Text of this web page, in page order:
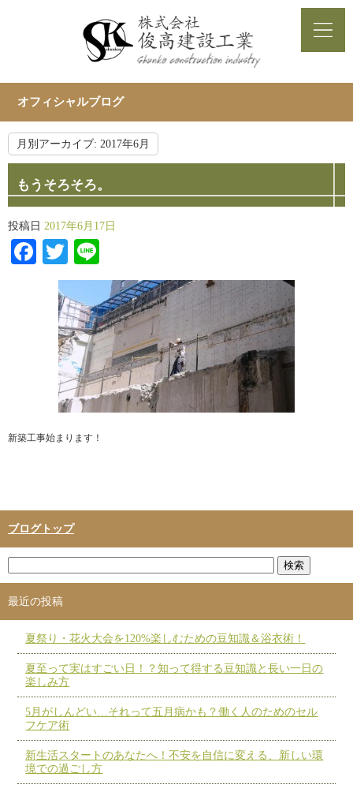
オフィシャルブログ
月別アーカイブ: 2017年6月
もうそろそろ。
投稿日 2017年6月17日
Facebook
Twitter
新築工事始まります！
ブログトップ
最近の投稿
夏祭り・花火大会を120%楽しむための豆知識＆浴衣術！
夏至って実はすごい日！？知って得する豆知識と長い一日の
楽しみ方
5月がしんどい…それって五月病かも？働く人のためのセル
フケア術
新生活スタートのあなたへ！不安を自信に変える、新しい環
境での過ごし方